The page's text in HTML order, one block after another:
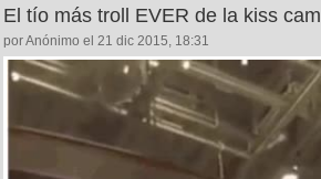
El tío más troll EVER de la kiss cam
por Anónimo el 21 dic 2015, 18:31